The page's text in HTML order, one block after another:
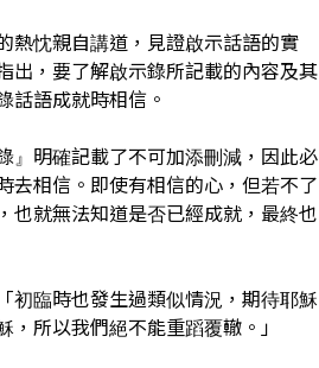
熱忱親自講道，見證啟示話語的實
出，要了解啟示錄所記載的內容及其
話語成就時相信。
』明確記載了不可加添刪減，因此必
去相信。即使有相信的心，但若不了
也就無法知道是否已經成就，最終也
初臨時也發生過類似情況，期待耶穌
所以我們絕不能重蹈覆轍。」